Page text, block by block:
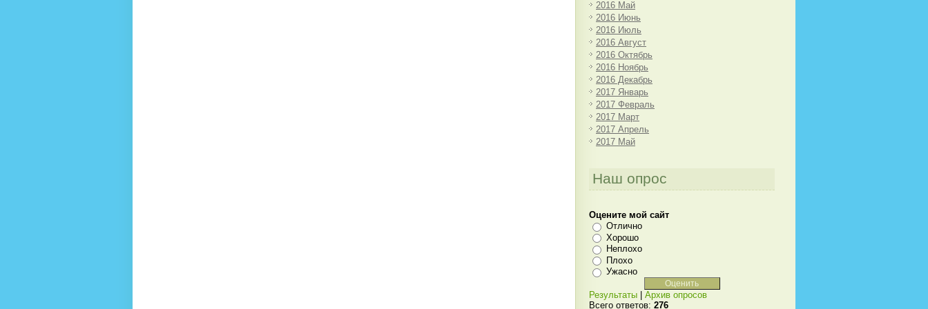
2016 Май
2016 Июнь
2016 Июль
2016 Август
2016 Октябрь
2016 Ноябрь
2016 Декабрь
2017 Январь
2017 Февраль
2017 Март
2017 Апрель
2017 Май
Наш опрос
Оцените мой сайт
Отлично
Хорошо
Неплохо
Плохо
Ужасно
Результаты
Архив опросов
Всего ответов: 276